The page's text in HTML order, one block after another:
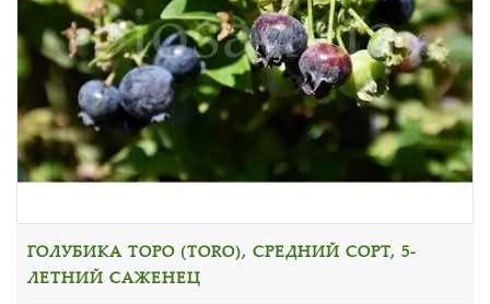
ГОЛУБИКА ТОРО (TORO), СРЕДНИЙ СОРТ, 5-
ЛЕТНИЙ САЖЕНЕЦ